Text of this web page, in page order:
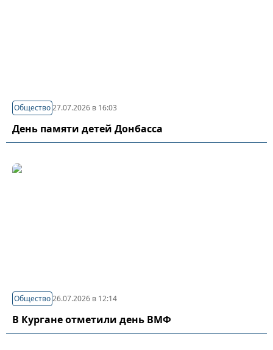
Общество27.07.2026 в 16:03
День памяти детей Донбасса
Общество26.07.2026 в 12:14
В Кургане отметили день ВМФ